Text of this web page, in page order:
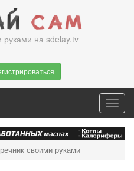
на sdelay.tv
своими руками